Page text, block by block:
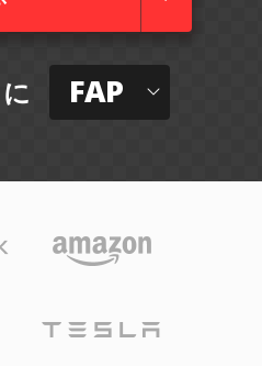
に FAP